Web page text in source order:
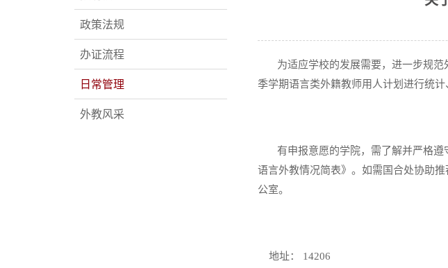
政策法规
办证流程
日常管理
外教风采
为适应学校的发展需要，进一步规
季学期语言类外籍教师用人计划进行统
有申报意愿的学院，需了解并严格
语言外教情况简表》。如需国合处协助
公室。
地址： 14206